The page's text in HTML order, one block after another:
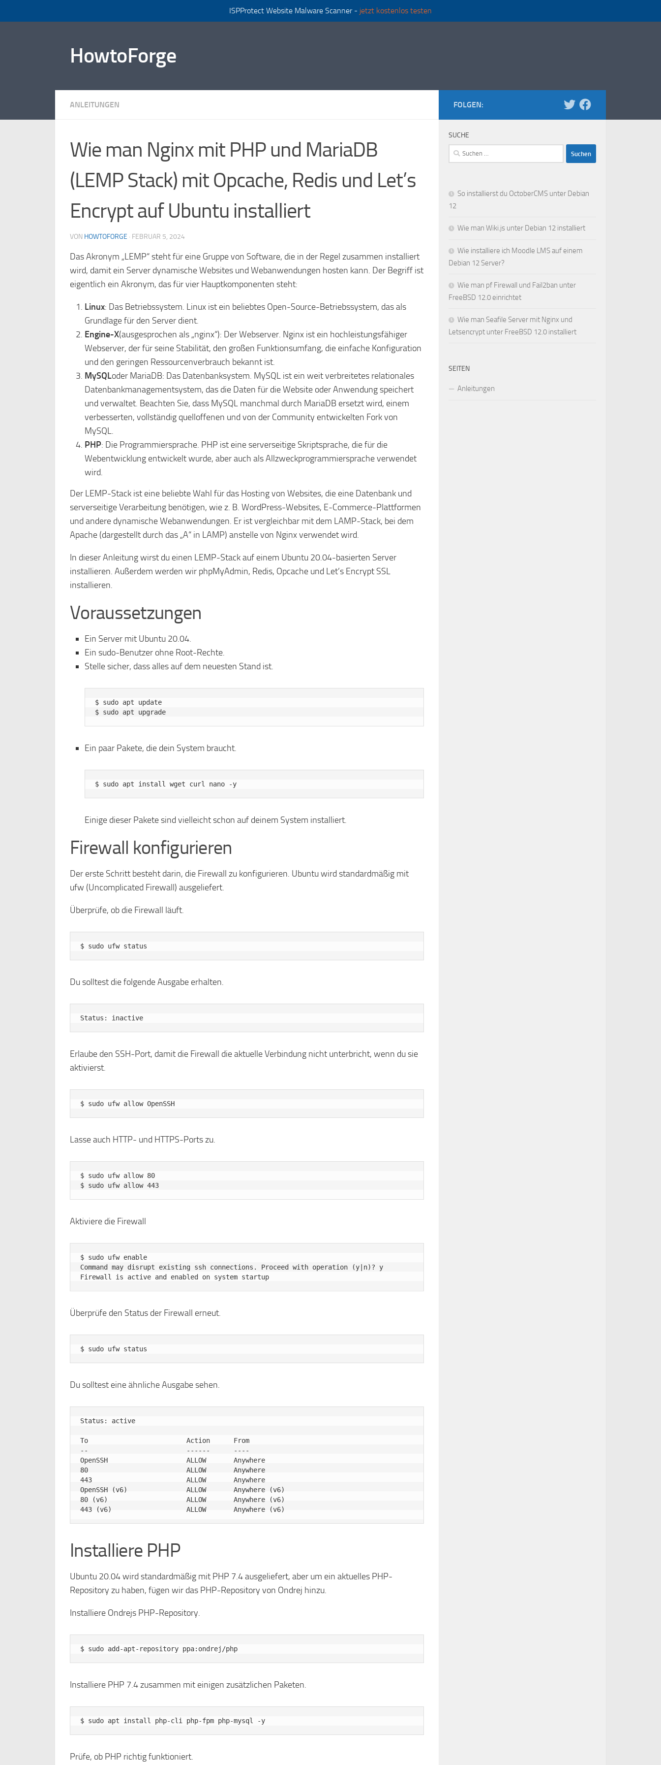
ISPProtect Website Malware Scanner - jetzt kostenlos testen
HowtoForge
ANLEITUNGEN
Wie man Nginx mit PHP und MariaDB
(LEMP Stack) mit Opcache, Redis und Let’s
Encrypt auf Ubuntu installiert
VON HOWTOFORGE · FEBRUAR 5, 2024
Das Akronym „LEMP“ steht für eine Gruppe von Software, die in der Regel zusammen installiert
wird, damit ein Server dynamische Websites und Webanwendungen hosten kann. Der Begriff ist
eigentlich ein Akronym, das für vier Hauptkomponenten steht:
Linux: Das Betriebssystem. Linux ist ein beliebtes Open-Source-Betriebssystem, das als
Grundlage für den Server dient.
Engine-X(ausgesprochen als „nginx“): Der Webserver. Nginx ist ein hochleistungsfähiger
Webserver, der für seine Stabilität, den großen Funktionsumfang, die einfache Konfiguration
und den geringen Ressourcenverbrauch bekannt ist.
MySQLoder MariaDB: Das Datenbanksystem. MySQL ist ein weit verbreitetes relationales
Datenbankmanagementsystem, das die Daten für die Website oder Anwendung speichert
und verwaltet. Beachten Sie, dass MySQL manchmal durch MariaDB ersetzt wird, einem
verbesserten, vollständig quelloffenen und von der Community entwickelten Fork von
MySQL.
PHP: Die Programmiersprache. PHP ist eine serverseitige Skriptsprache, die für die
Webentwicklung entwickelt wurde, aber auch als Allzweckprogrammiersprache verwendet
wird.
Der LEMP-Stack ist eine beliebte Wahl für das Hosting von Websites, die eine Datenbank und
serverseitige Verarbeitung benötigen, wie z. B. WordPress-Websites, E-Commerce-Plattformen
und andere dynamische Webanwendungen. Er ist vergleichbar mit dem LAMP-Stack, bei dem
Apache (dargestellt durch das „A“ in LAMP) anstelle von Nginx verwendet wird.
In dieser Anleitung wirst du einen LEMP-Stack auf einem Ubuntu 20.04-basierten Server
installieren. Außerdem werden wir phpMyAdmin, Redis, Opcache und Let’s Encrypt SSL
installieren.
Voraussetzungen
Ein Server mit Ubuntu 20.04.
Ein sudo-Benutzer ohne Root-Rechte.
Stelle sicher, dass alles auf dem neuesten Stand ist.
$ sudo apt update
Ein paar Pakete, die dein System braucht.
Einige dieser Pakete sind vielleicht schon auf deinem System installiert.
Firewall konfigurieren
Der erste Schritt besteht darin, die Firewall zu konfigurieren. Ubuntu wird standardmäßig mit
ufw (Uncomplicated Firewall) ausgeliefert.
Überprüfe, ob die Firewall läuft.
Du solltest die folgende Ausgabe erhalten.
Erlaube den SSH-Port, damit die Firewall die aktuelle Verbindung nicht unterbricht, wenn du sie
aktivierst.
Lasse auch HTTP- und HTTPS-Ports zu.
$ sudo ufw allow 80
Aktiviere die Firewall
$ sudo ufw enable
Command may disrupt existing ssh connections. Proceed with operation (y|n)? y
Überprüfe den Status der Firewall erneut.
Du solltest eine ähnliche Ausgabe sehen.
Status: active
To                         Action      From
--                         ------      ----
OpenSSH                    ALLOW       Anywhere
80                         ALLOW       Anywhere
443                        ALLOW       Anywhere
OpenSSH (v6)               ALLOW       Anywhere (v6)
80 (v6)                    ALLOW       Anywhere (v6)
Installiere PHP
Ubuntu 20.04 wird standardmäßig mit PHP 7.4 ausgeliefert, aber um ein aktuelles PHP-
Repository zu haben, fügen wir das PHP-Repository von Ondrej hinzu.
Installiere Ondrejs PHP-Repository.
Installiere PHP 7.4 zusammen mit einigen zusätzlichen Paketen.
Prüfe, ob PHP richtig funktioniert.
FOLGEN:
SUCHE
Suchen
nach:
So installierst du OctoberCMS unter Debian
12
Wie man Wiki.js unter Debian 12 installiert
Wie installiere ich Moodle LMS auf einem
Debian 12 Server?
Wie man pf Firewall und Fail2ban unter
FreeBSD 12.0 einrichtet
Wie man Seafile Server mit Nginx und
Letsencrypt unter FreeBSD 12.0 installiert
SEITEN
Anleitungen